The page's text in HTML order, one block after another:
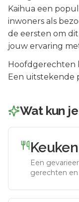
Kaihua een
inwoners als
de eersten om
jouw ervaring
Hoofdgerechten
Een uitstekende
Wat kun
Een
gerechten